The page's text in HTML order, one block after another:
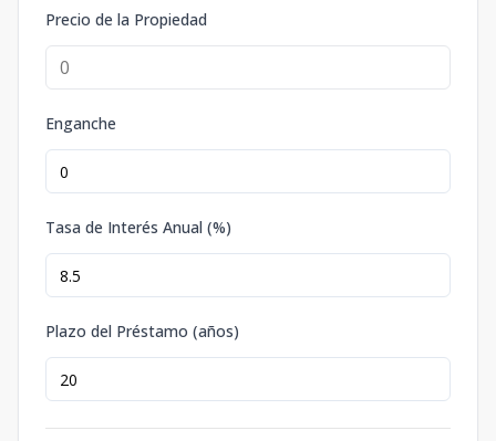
Precio de la Propiedad
Enganche
Tasa de Interés Anual (%)
Plazo del Préstamo (años)